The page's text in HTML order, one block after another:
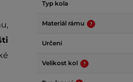
Typ kola
Materiál rámu
Určení
Velikost kol